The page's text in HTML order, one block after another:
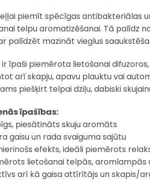
piemīt spēcīgas antibakteriālas
telpu aromatizēšanai. Tā palīdz
palīdzēt mazināt vieglus
ir īpaši piemērota lietošanai
arī skapju, apavu plauktu vai
piešķirt telpai dziļu, dabiski
īpašības:
piesātināts skuju aromāts
gaisu un rada svaiguma sajūtu
efekts, ideāli piemērots
lietošanai telpās, aromlampās
arī kā gaisa attīrītājs un skapis/